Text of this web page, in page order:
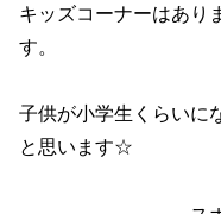
キッズコーナーはあり
す。
子供が小学生くらいに
と思います☆